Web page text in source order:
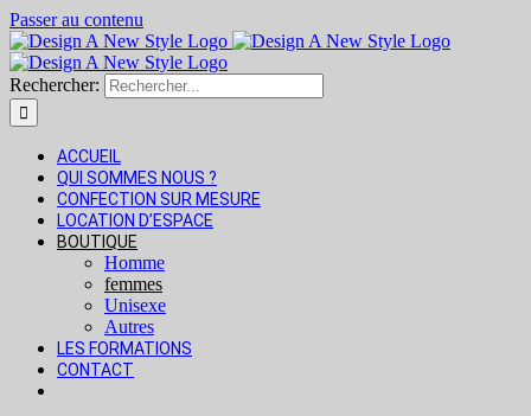
Passer au contenu
Rechercher:
ACCUEIL
QUI SOMMES NOUS ?
CONFECTION SUR MESURE
LOCATION D’ESPACE
BOUTIQUE
Homme
femmes
Unisexe
Autres
LES FORMATIONS
CONTACT